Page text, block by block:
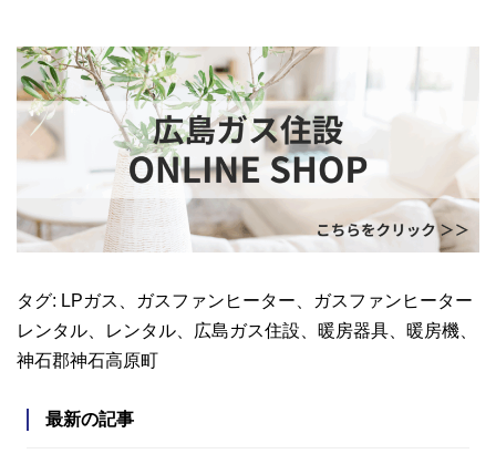
タグ: LPガス ガスファンヒーター
ガスファンヒーター
レンタル
レンタル 広島ガス住設 暖房器具 暖房機
神石郡神石高原町
最新の記事